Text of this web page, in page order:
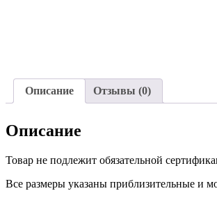
Описание Отзывы (0)
Описание
Товар не подлежит обязательной
Все размеры указаны приблизительные и